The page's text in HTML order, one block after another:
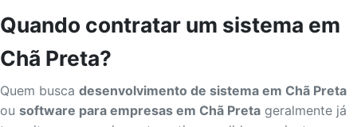
Quando contratar um sistema em
Chã Preta?
Quem busca desenvolvimento de sistema em Chã Preta
ou software para empresas em Chã Preta geralmente já